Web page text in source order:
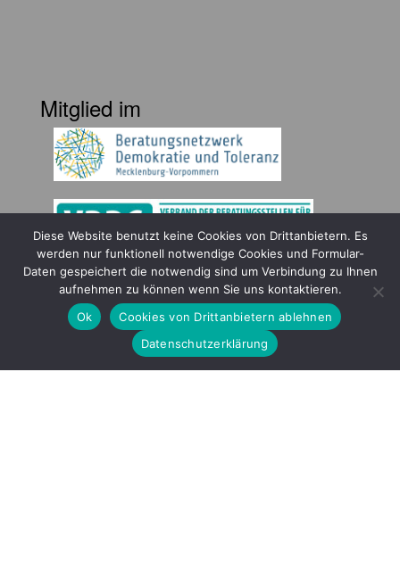
Mitglied im
Gefördert durch
Diese Website benutzt keine Cookies von Drittanbietern. Es
werden nur funktionell notwendige Cookies und Formular-
Daten gespeichert die notwendig sind um Verbindung zu Ihnen
aufnehmen zu können wenn Sie uns kontaktieren.
Ok
Cookies von Drittanbietern ablehnen
Datenschutzerklärung